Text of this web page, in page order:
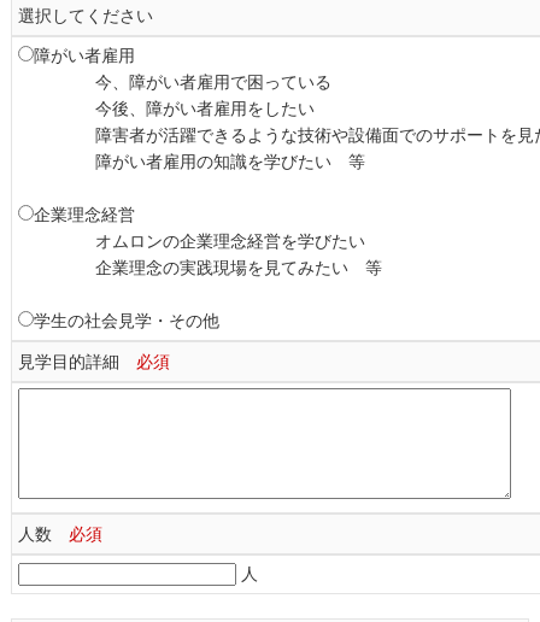
選択してください
障がい者雇用
	今、障がい者雇用で困っている
	今後、障がい者雇用をしたい
障害者が活躍できるような技術や設備面でのサポートを見
	障がい者雇用の知識を学びたい　等
企業理念経営
	オムロンの企業理念経営を学びたい
	企業理念の実践現場を見てみたい　等
学生の社会見学・その他
見学目的詳細 必須
人数 必須
人